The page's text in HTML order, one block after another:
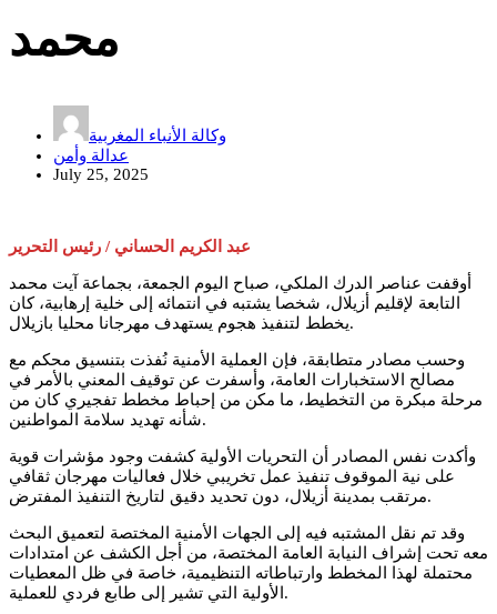
محمد
وكالة الأنباء المغربية
عدالة وأمن
July 25, 2025
عبد الكريم الحساني / رئيس التحرير
أوقفت عناصر الدرك الملكي، صباح اليوم الجمعة، بجماعة آيت محمد
التابعة لإقليم أزيلال، شخصا يشتبه في انتمائه إلى خلية إرهابية، كان
يخطط لتنفيذ هجوم يستهدف مهرجانا محليا بازيلال.
وحسب مصادر متطابقة، فإن العملية الأمنية نُفذت بتنسيق محكم مع
مصالح الاستخبارات العامة، وأسفرت عن توقيف المعني بالأمر في
مرحلة مبكرة من التخطيط، ما مكن من إحباط مخطط تفجيري كان من
شأنه تهديد سلامة المواطنين.
وأكدت نفس المصادر أن التحريات الأولية كشفت وجود مؤشرات قوية
على نية الموقوف تنفيذ عمل تخريبي خلال فعاليات مهرجان ثقافي
مرتقب بمدينة أزيلال، دون تحديد دقيق لتاريخ التنفيذ المفترض.
وقد تم نقل المشتبه فيه إلى الجهات الأمنية المختصة لتعميق البحث
معه تحت إشراف النيابة العامة المختصة، من أجل الكشف عن امتدادات
محتملة لهذا المخطط وارتباطاته التنظيمية، خاصة في ظل المعطيات
الأولية التي تشير إلى طابع فردي للعملية.